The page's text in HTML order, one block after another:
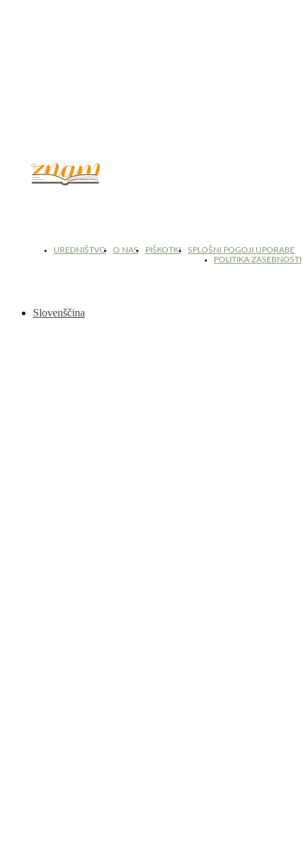
UREDNIŠTVO O NAS PIŠKOTKI
SPLOŠNI POGOJI UPORABE
POLITIKA ZASEBNOSTI
Slovenščina